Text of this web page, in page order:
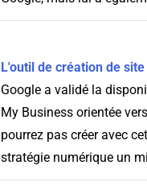
L'outil de création de
Google a validé la
My Business orientée
pourrez pas créer avec
stratégie numérique un